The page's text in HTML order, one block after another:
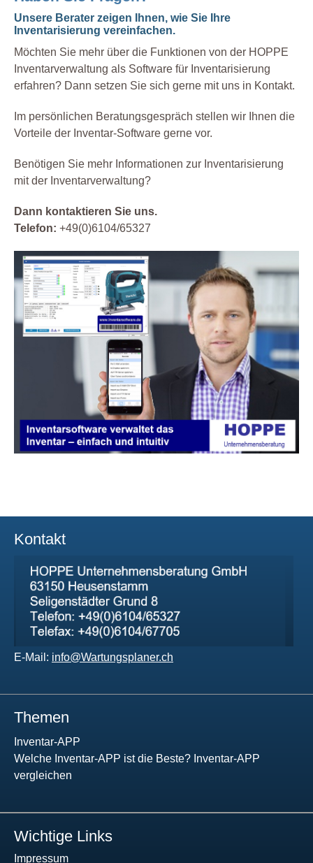
Unsere Berater zeigen Ihnen, wie Sie Ihre
Inventarisierung vereinfachen.
Möchten Sie mehr über die Funktionen von der HOPPE
Inventarverwaltung als Software für Inventarisierung
erfahren? Dann setzen Sie sich gerne mit uns in Kontakt.
Im persönlichen Beratungsgespräch stellen wir Ihnen die
Vorteile der Inventar-Software gerne vor.
Benötigen Sie mehr Informationen zur Inventarisierung
mit der Inventarverwaltung?
Dann kontaktieren Sie uns.
Telefon: +49(0)6104/65327
Kontakt
E-Mail: info@Wartungsplaner.ch
Themen
Inventar-APP
Welche Inventar-APP ist die Beste? Inventar-APP
vergleichen
Wichtige Links
Impressum